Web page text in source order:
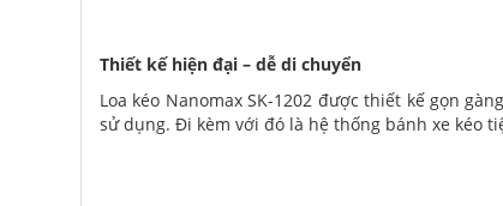
Thiết kế hiện đại – dễ di chuyển
Loa kéo Nanomax SK-1202 được thiết kế gọn
sử dụng. Đi kèm với đó là hệ thống bánh xe kéo